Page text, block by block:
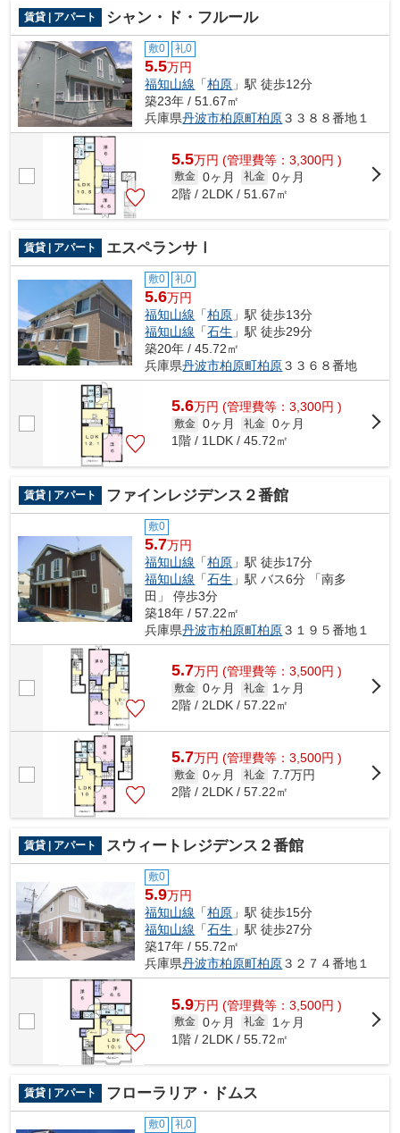
賃貸 | アパート シャン・ド・フルール
敷0 礼0
5.5万円
福知山線 「柏原 」駅 徒歩12分
築23年 / 51.67㎡
兵庫県丹波市柏原町柏原３３８８番地１
5.5万円 (管理費等：3,300円 )
敷金 0ヶ月 礼金 0ヶ月
2階 / 2LDK / 51.67㎡
賃貸 | アパート エスペランサⅠ
敷0 礼0
5.6万円
福知山線 「柏原 」駅 徒歩13分
福知山線 「石生 」駅 徒歩29分
築20年 / 45.72㎡
兵庫県丹波市柏原町柏原３３６８番地
5.6万円 (管理費等：3,300円 )
敷金 0ヶ月 礼金 0ヶ月
1階 / 1LDK / 45.72㎡
賃貸 | アパート ファインレジデンス２番館
敷0
5.7万円
福知山線 「柏原 」駅 徒歩17分
福知山線 「石生 」駅 バス6分 「南多
田」 停歩3分
築18年 / 57.22㎡
兵庫県丹波市柏原町柏原３１９５番地１
5.7万円 (管理費等：3,500円 )
敷金 0ヶ月 礼金
1ヶ月
2階 / 2LDK / 57.22㎡
5.7万円 (管理費等：3,500円 )
敷金 0ヶ月 礼金 7.7万円
2階 / 2LDK / 57.22㎡
賃貸 | アパート スウィートレジデンス２番館
敷0
5.9万円
福知山線 「柏原 」駅 徒歩15分
福知山線 「石生 」駅 徒歩27分
築17年 / 55.72㎡
兵庫県丹波市柏原町柏原３２７４番地１
5.9万円 (管理費等：3,500円 )
敷金 0ヶ月 礼金
1ヶ月
1階 / 2LDK / 55.72㎡
賃貸 | アパート フローラリア・ドムス
敷0 礼0